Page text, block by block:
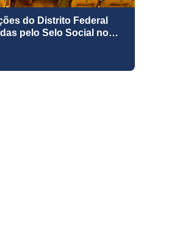
do Distrito Federal
pelo Selo Social no